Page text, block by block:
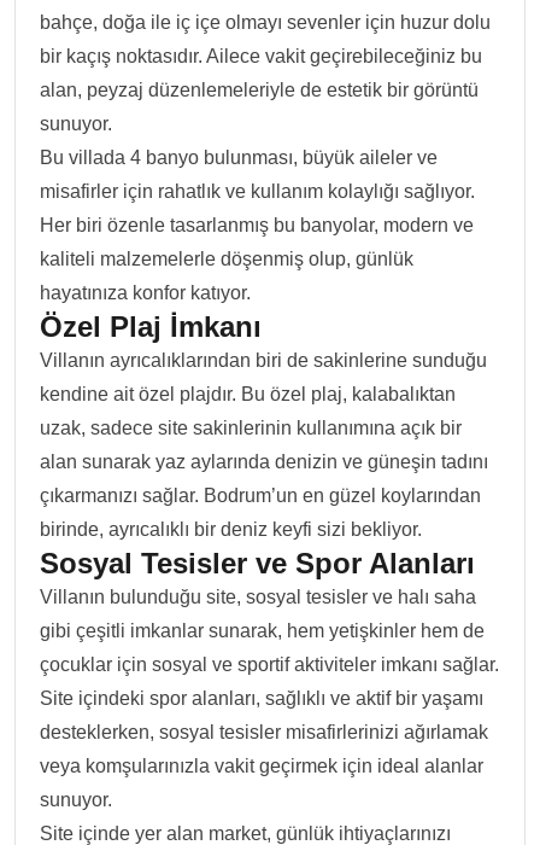
bahçe, doğa ile iç içe olmayı sevenler için huzur dolu
bir kaçış noktasıdır. Ailece vakit geçirebileceğiniz bu
alan, peyzaj düzenlemeleriyle de estetik bir görüntü
sunuyor.
Bu villada 4 banyo bulunması, büyük aileler ve
misafirler için rahatlık ve kullanım kolaylığı sağlıyor.
Her biri özenle tasarlanmış bu banyolar, modern ve
kaliteli malzemelerle döşenmiş olup, günlük
hayatınıza konfor katıyor.
Özel Plaj İmkanı
Villanın ayrıcalıklarından biri de sakinlerine sunduğu
kendine ait özel plajdır. Bu özel plaj, kalabalıktan
uzak, sadece site sakinlerinin kullanımına açık bir
alan sunarak yaz aylarında denizin ve güneşin tadını
çıkarmanızı sağlar. Bodrum’un en güzel koylarından
birinde, ayrıcalıklı bir deniz keyfi sizi bekliyor.
Sosyal Tesisler ve Spor Alanları
Villanın bulunduğu site, sosyal tesisler ve halı saha
gibi çeşitli imkanlar sunarak, hem yetişkinler hem de
çocuklar için sosyal ve sportif aktiviteler imkanı sağlar.
Site içindeki spor alanları, sağlıklı ve aktif bir yaşamı
desteklerken, sosyal tesisler misafirlerinizi ağırlamak
veya komşularınızla vakit geçirmek için ideal alanlar
sunuyor.
Site içinde yer alan market, günlük ihtiyaçlarınızı